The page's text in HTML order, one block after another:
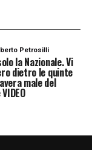
Petrosilli
la Nazionale. Vi
dietro le quinte
male del